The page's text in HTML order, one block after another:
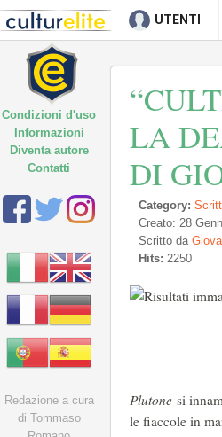
UTENTI
LA
DI
Category:
Creato: 28
Scritto da
Hits: 2250
Culti,
Plutone si
le fiaccole in
Condizioni d'uso
Informazioni
Diventa autore
Contatti
Redazione a cura
di Tommaso